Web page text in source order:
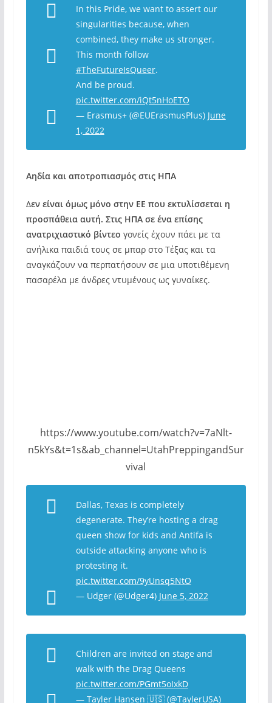
In this Pride, we want to assert our
singularities because, when
combined, they make us stronger.
This month follow
#TheFutureIsQueer.
And be proud.
pic.twitter.com/iQt5nHoETO
— Erasmus+ (@EUErasmusPlus) June
1, 2022
Αηδία και αποτροπιασμός στις ΗΠΑ
Δεν είναι όμως μόνο στην ΕΕ που εκτυλίσσεται η
προσπάθεια αυτή. Στις ΗΠΑ σε ένα επίσης
ανατριχιαστικό βίντεο γονείς έχουν πάει με τα
ανήλικα παιδιά τους σε μπαρ στο Τέξας και τα
αναγκάζουν να περπατήσουν σε μια υποτιθέμενη
πασαρέλα με άνδρες ντυμένους ως γυναίκες.
https://www.youtube.com/watch?v=7aNlt-
n5kYs&t=1s&ab_channel=UtahPreppingandSur
vival
Dallas, Texas is completely
degenerate. They’re hosting a drag
queen show for kids and Antifa is
outside attacking anyone who is
protesting it.
pic.twitter.com/9yUnsq5NtO
— Udger (@Udger4) June 5, 2022
Children are invited on stage and
walk with the Drag Queens
pic.twitter.com/PGmt5oIxkD
— Tayler Hansen 🇺🇸 (@TaylerUSA)